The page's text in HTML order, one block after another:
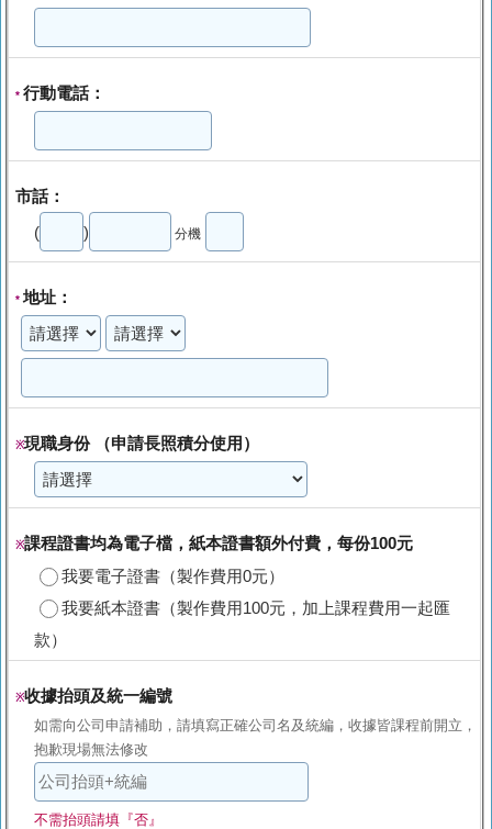
* 行動電話：
市話：
( ) 分機
*地址：
※現職身份 （申請長照積分使用）
※課程證書均為電子檔，紙本證書額外付費，每份100元
我要電子證書（製作費用0元）
我要紙本證書（製作費用100元，加上課程費用一起匯
款）
※收據抬頭及統一編號
如需向公司申請補助，請填寫正確公司名及統編，收據皆課程前開立，
抱歉現場無法修改
不需抬頭請填『否』